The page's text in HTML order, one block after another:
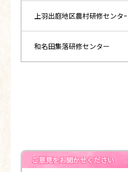
上羽出庭地区農村研修センタｰ
和名田集落研修センター
ご意見をお聞かせください